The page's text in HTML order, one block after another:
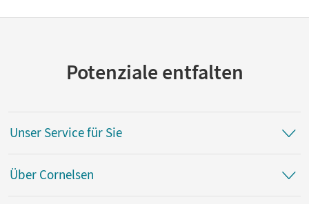
Potenziale entfalten
Unser Service für Sie
Über Cornelsen